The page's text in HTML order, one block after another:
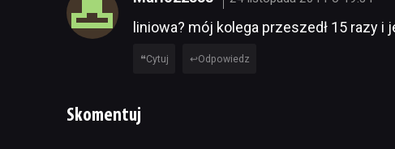
liniowa? mój kolega przeszedł 15 razy i
Cytuj Odpowiedz
Skomentuj